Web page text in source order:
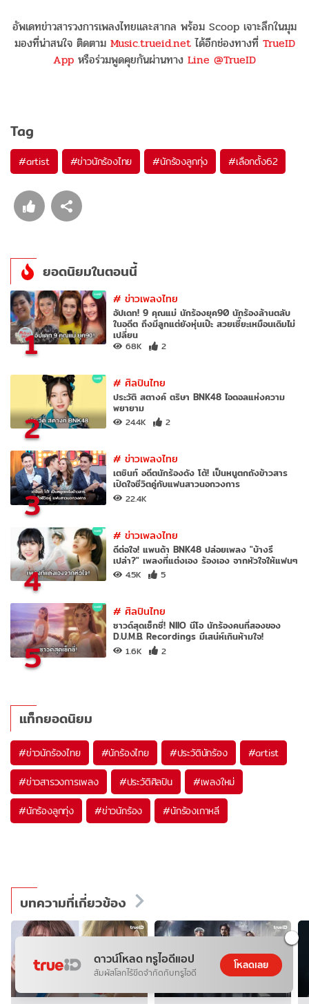
อัพเดทข่าวสารวงการเพลงไทยและสากล พร้อม Scoop เจาะลึกในมุม
มองที่น่าสนใจ ติดตาม Music.trueid.netได้อีกช่องทางที่ TrueID
App หรือร่วมพูดคุยกันผ่านทาง Line @TrueID
Tag
#artist #ข่าวนักร้องไทย #นักร้องลูกทุ่ง #เลือกตั้ง62
ยอดนิยมในตอนนี้
1
#ข่าวเพลงไทย
อัปเดท! 9 คุณแม่ นักร้องยุค90 นักร้องล้านตลับ
ในอดีต ถึงมีลูกแต่ยังหุ่นเป๊ะ สวยเซี๊ยะเหมือนเดิมไม่
เปลี่ยน
68K 2
2
#ศิลปินไทย
ประวัติ สตางค์ ตริษา BNK48 ไอดอลแห่งความ
พยายาม
24.4K 2
3
#ข่าวเพลงไทย
เตชินท์ อดีตนักร้องดัง โต้! เป็นหนูตกถังข้าวสาร
เปิดใจชีวิตคู่กับแฟนสาวนอกวงการ
22.4K
4
#ข่าวเพลงไทย
ดีต่อใจ! แพนด้า BNK48 ปล่อยเพลง "บ้างรึ
เปล่า?" เพลงที่แต่งเอง ร้องเอง จากหัวใจให้แฟนๆ
4.5K 5
5
#ศิลปินไทย
ซาวด์สุดเซ็กซี่! NIIO นีโอ นักร้องคนที่สองของ
D.U.M.B. Recordings มีเสน่ห์เกินห้ามใจ!
1.6K 2
แท็กยอดนิยม
#ข่าวนักร้องไทย #นักร้องไทย #ประวัตินักร้อง #artist
#ข่าวสารวงการเพลง #ประวัติศิลปิน #เพลงใหม่
#นักร้องลูกทุ่ง #ข่าวนักร้อง #นักร้องเกาหลี
บทความที่เกี่ยวข้อง
ดาวน์โหลด ทรูไอดีแอป
สัมผัสโลกไร้ขีดจำกัดกับทรูไอดี
โหลดเลย